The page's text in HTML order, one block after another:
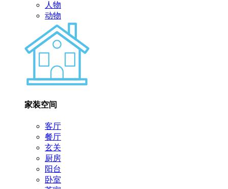
人物
动物
家装空间
客厅
餐厅
玄关
厨房
阳台
卧室